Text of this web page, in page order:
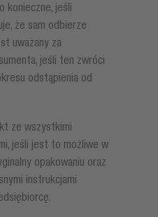
konieczne, jeśli
że sam odbierze
uważany za
jeśli ten zwróci
odstąpienia od
ze wszystkimi
jeśli jest to możliwe w
opakowaniu oraz
instrukcjami